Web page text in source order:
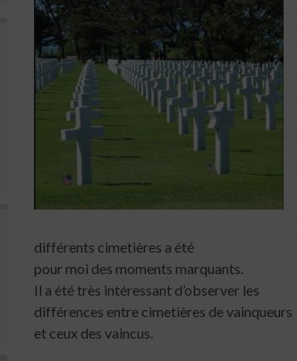
différents cimetières a été
pour moi des moments marquants.
Il a été très intéressant d’observer les
différences entre cimetières de vainqueurs
et ceux des vaincus.